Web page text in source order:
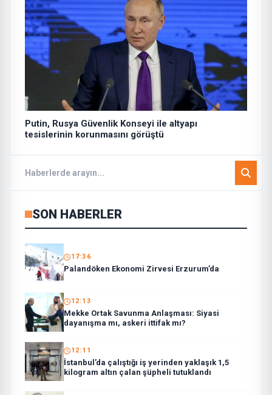
Putin, Rusya Güvenlik Konseyi ile altyapı
tesislerinin korunmasını görüştü
SON HABERLER
17:36
Palandöken Ekonomi Zirvesi Erzurum’da
12:13
Mekke Ortak Savunma Anlaşması: Siyasi
dayanışma mı, askeri ittifak mı?
12:11
İstanbul’da çalıştığı iş yerinden yaklaşık 1,5
kilogram altın çalan şüpheli tutuklandı